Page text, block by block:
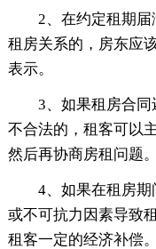
2、在约定租期
租房关系的，房东应
表示。
3、如果租房合
不合法的，租客可以
然后再协商房租问题。
4、如果在租房
或不可抗力因素导致
租客一定的经济补偿。